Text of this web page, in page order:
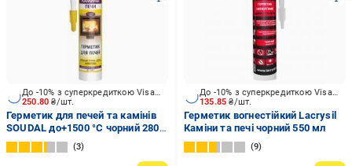
250.80₴/шт.
До -10% з суперкредиткою Visa Вигода
Герметик для печей та камінів
SOUDAL до+1500 °C чорний 280
мл
3
135.85₴/шт.
До -10% з суперкредиткою Visa Вигода
Герметик вогнестійкий Lacrysil
Каміни та печі чорний 550 мл
9